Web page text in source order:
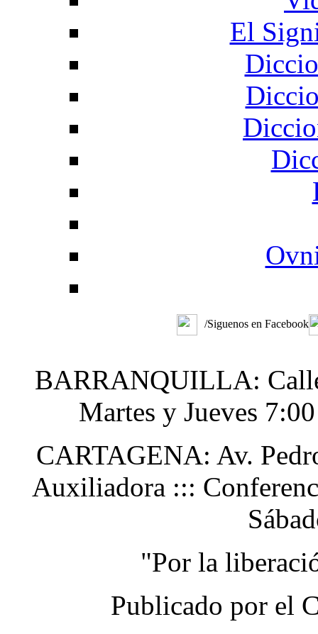
El
/Siguenos en Facebook
BARRANQUILLA:
Martes y Jueves
CARTAGENA: Av.
Auxiliadora :::
"Por la
Publicado por el